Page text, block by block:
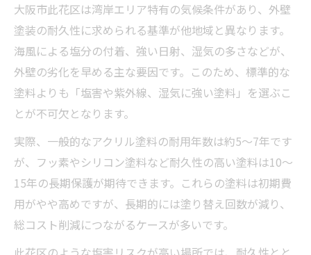
塗装業者の説明が適正か比較する外壁塗装
の視点
外壁塗装の費用相場と適正価格の見分け方
補助金制度と外壁塗装の意外な関係を解説
外壁塗装単体では補助金対象外の理由を知
る
省エネ改修と外壁塗装の補助金活用ポイン
ト
外壁塗装と補助金制度の最新動向をチェッ
大阪市此花区は湾岸エリア特有の気候条件があり、外壁
塗装の耐久性に求められる基準が他地域と異なります。
海風による塩分の付着、強い日射、湿気の多さなどが、
外壁の劣化を早める主な要因です。このため、標準的な
塗料よりも「塩害や紫外線、湿気に強い塗料」を選ぶこ
とが不可欠となります。
実際、一般的なアクリル塗料の耐用年数は約5～7年です
が、フッ素やシリコン塗料など耐久性の高い塗料は10～
15年の長期保護が期待できます。これらの塗料は初期費
用がやや高めですが、長期的には塗り替え回数が減り、
総コスト削減につながるケースが多いです。